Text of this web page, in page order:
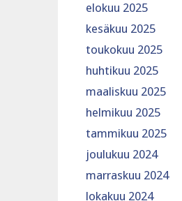
elokuu 2025
kesäkuu 2025
toukokuu 2025
huhtikuu 2025
maaliskuu 2025
helmikuu 2025
tammikuu 2025
joulukuu 2024
marraskuu 2024
lokakuu 2024